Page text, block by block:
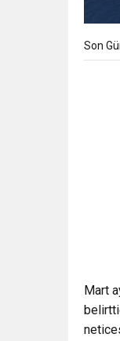
Son
Mart